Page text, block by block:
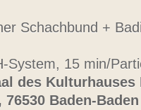
Schachbund +
System, 15 min/
des Kulturhauses
Baden-Baden